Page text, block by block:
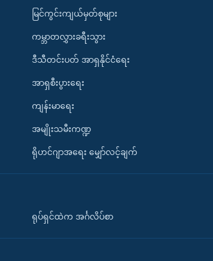
မြင်ကွင်းကျယ်မှတ်စုများ
ကမ္ဘာတလွှားခရီးသွား
ဒီသီတင်းပတ် အာရှနိုင်ငံရေး
အာရှစီးပွားရေး
ကျန်းမာရေး
အမျိုးသမီးကဏ္ဍ
ရိုဟင်ဂျာအရေး မျှော်လင့်ချက်
ရုပ်ရှင်ထဲက အင်္ဂလိပ်စာ